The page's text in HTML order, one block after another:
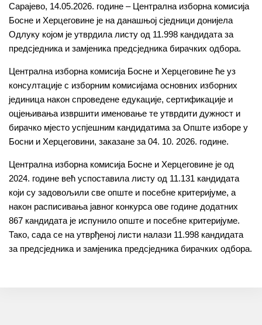
Сарајево, 14.05.2026. године – Централна изборна комисија
Босне и Херцеговине је на данашњој сједници донијела
Одлуку којом је утврдила листу од 11.998 кандидата за
предсједника и замјеника предсједника бирачких одбора.
Централна изборна комисија Босне и Херцеговине ће уз
консултације с изборним комисијама основних изборних
јединица након спроведене едукације, сертификације и
оцјењивања извршити именовање те утврдити дужност и
бирачко мјесто успјешним кандидатима за Опште изборе у
Босни и Херцеговини, заказане за 04. 10. 2026. године.
Централна изборна комисија Босне и Херцеговине је од
2024. године већ успоставила листу од 11.131 кандидата
који су задовољили све опште и посебне критеријуме, а
након расписивања јавног конкурса ове године додатних
867 кандидата је испунило опште и посебне критеријуме.
Тако, сада се на утврђеној листи налази 11.998 кандидата
за предсједника и замјеника предсједника бирачких одбора.